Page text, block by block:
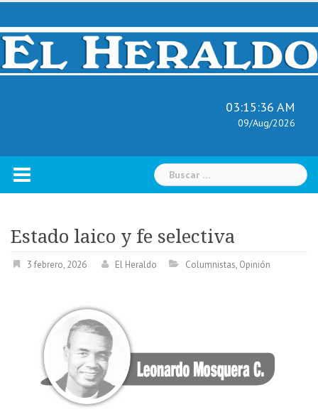
Skip
content
03:15:37 AM
09/Aug/2026
Buscar:
Estado laico y fe selectiva
3 febrero, 2026 El Heraldo Columnistas, Opinión